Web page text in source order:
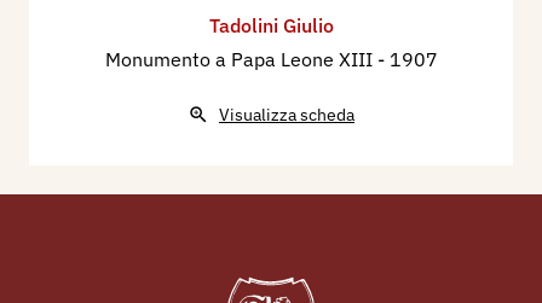
Tadolini Giulio
Monumento a Papa Leone XIII - 1907
Visualizza scheda